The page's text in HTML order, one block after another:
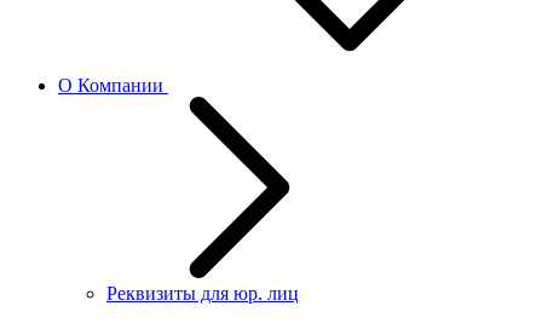
О Компании
Реквизиты для юр. лиц